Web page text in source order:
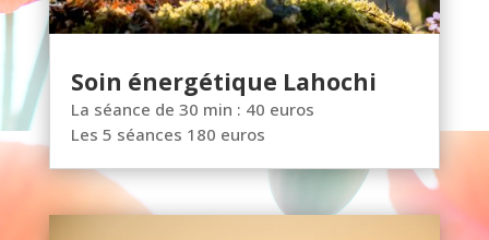
Soin énergétique Lahochi
La séance de 30 min : 40 euros
Les 5 séances 180 euros